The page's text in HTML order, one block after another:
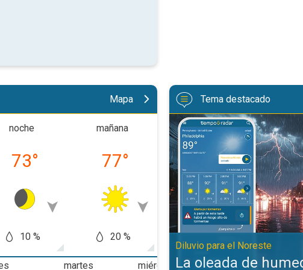
Mapa
noche
73°
10 %
mañana
77°
20 %
tarde
89 °
60 %
tarde-
76
martes
miércoles
jueves
Tema destacado
La oleada de humedad
Diluvio para el Noreste
La oleada de